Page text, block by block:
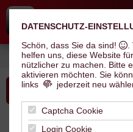
Sie sind hier:Verein>News> HISC-
Bitte wählen Sie...
DATENSCHUTZ-
Schön, dass Sie da sind!
helfen uns, diese Website
nützlicher zu machen.
Bitte
aktivieren möchten. Sie
links
jederzeit neu
Captcha Cookie
Login Cookie